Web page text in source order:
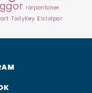
rörpontoner
TallyKey Elstolpar